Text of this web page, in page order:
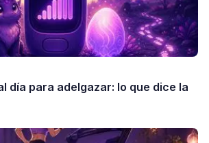
día para adelgazar: lo que dice la